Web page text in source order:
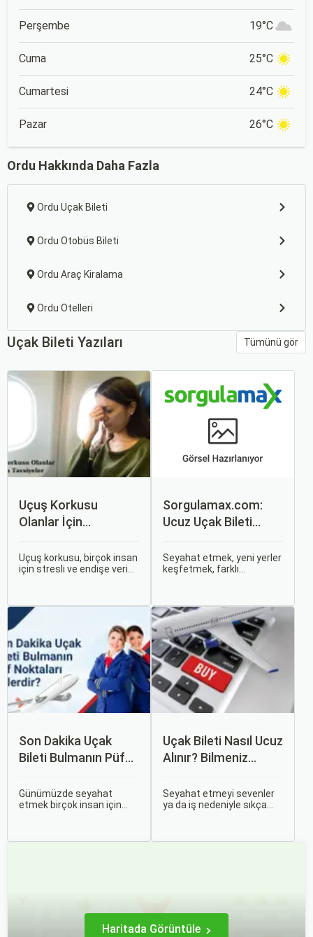
Perşembe 19°C
Cuma 25°C
Cumartesi 24°C
Pazar 26°C
Ordu Hakkında Daha Fazla
Ordu Uçak Bileti
Ordu Otobüs Bileti
Ordu Araç Kiralama
Ordu Otelleri
Uçak Bileti Yazıları Tümünü gör
Uçuş Korkusu
Olanlar İçin
Uçuş korkusu, birçok insan
için stresli ve endişe verici
etmek zorunda olan kişiler
için büyük bir sorun teşkil
edebilir.
Sorgulamax.com:
Ucuz Uçak Bileti
Seyahat etmek, yeni yerler
keşfetmek, farklı
bir yoldur. Bu yolculukların
ilk adımı ise, genellikle bir
uçak bileti satın almaktır.
Son Dakika Uçak
Bileti Bulmanın Püf
Günümüzde seyahat
etmek birçok insan için
Uçak Bileti Nasıl Ucuz
Alınır? Bilmeniz
Detaylar
Seyahat etmeyi sevenler
ya da iş nedeniyle sıkça
var.
Haritada Görüntüle